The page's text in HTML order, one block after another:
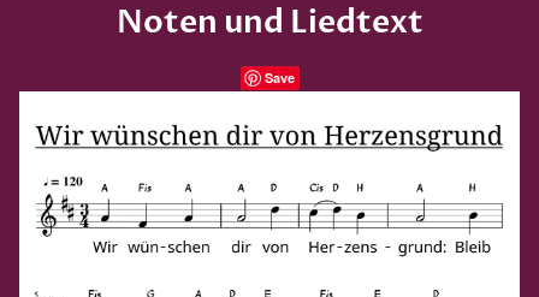
Noten und Liedtext
Save